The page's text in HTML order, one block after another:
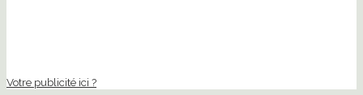
Votre publicité ici ?